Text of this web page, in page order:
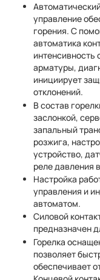
управление
горения. С
автоматика
интенсивность
арматуры,
инициирует
отклонений.
В состав
заслонкой,
запальный
розжига,
устройство,
реле давления
Настройка
управления и
автоматом.
Силовой
предназначен
Горелка
позволяет
обеспечивает